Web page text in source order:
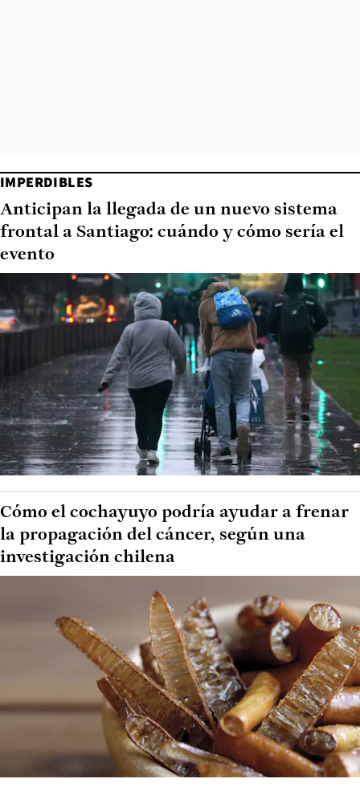
IMPERDIBLES
Anticipan la llegada de un nuevo sistema
frontal a Santiago: cuándo y cómo sería el
evento
Cómo el cochayuyo podría ayudar a frenar
la propagación del cáncer, según una
investigación chilena